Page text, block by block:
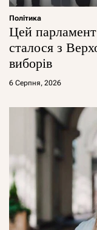
Політика
Цей
сталося з
виборів
6 Серпня, 2026